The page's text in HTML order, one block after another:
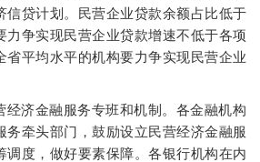
信贷计划。民营企业贷款余额占比低于
力争实现民营企业贷款增速不低于各项
省平均水平的机构要力争实现民营企业
经济金融服务专班和机制。各金融机构
务牵头部门，鼓励设立民营经济金融服
调度，做好要素保障。各银行机构在内